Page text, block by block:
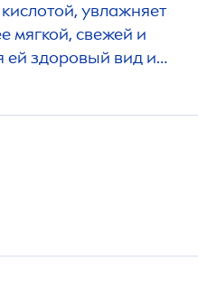
увлажняет
мягкой, свежей и
ей здоровый вид и